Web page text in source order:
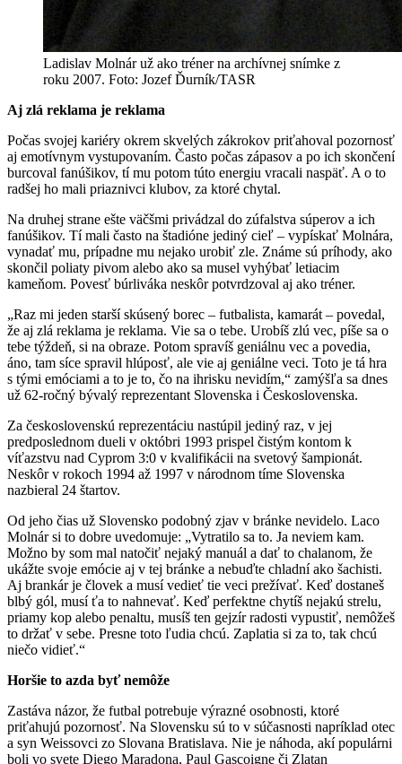
Ladislav Molnár už ako tréner na archívnej snímke z
roku 2007. Foto: Jozef Ďurník/TASR
Aj zlá reklama je reklama
Počas svojej kariéry okrem skvelých zákrokov priťahoval pozornosť
aj emotívnym vystupovaním. Často počas zápasov a po ich skončení
burcoval fanúšikov, tí mu potom túto energiu vracali naspäť. A o to
radšej ho mali priaznivci klubov, za ktoré chytal.
Na druhej strane ešte väčšmi privádzal do zúfalstva súperov a ich
fanúšikov. Tí mali často na štadióne jediný cieľ – vypískať Molnára,
vynadať mu, prípadne mu nejako urobiť zle. Známe sú príhody, ako
skončil poliaty pivom alebo ako sa musel vyhýbať letiacim
kameňom. Povesť búrliváka neskôr potvrdzoval aj ako tréner.
„Raz mi jeden starší skúsený borec – futbalista, kamarát – povedal,
že aj zlá reklama je reklama. Vie sa o tebe. Urobíš zlú vec, píše sa o
tebe týždeň, si na obraze. Potom spravíš geniálnu vec a povedia,
áno, tam síce spravil hlúposť, ale vie aj geniálne veci. Toto je tá hra
s tými emóciami a to je to, čo na ihrisku nevidím,“ zamýšľa sa dnes
už 62-ročný bývalý reprezentant Slovenska i Československa.
Za československú reprezentáciu nastúpil jediný raz, v jej
predposlednom dueli v októbri 1993 prispel čistým kontom k
víťazstvu nad Cyprom 3:0 v kvalifikácii na svetový šampionát.
Neskôr v rokoch 1994 až 1997 v národnom tíme Slovenska
nazbieral 24 štartov.
Od jeho čias už Slovensko podobný zjav v bránke nevidelo. Laco
Molnár si to dobre uvedomuje: „Vytratilo sa to. Ja neviem kam.
Možno by som mal natočiť nejaký manuál a dať to chalanom, že
ukážte svoje emócie aj v tej bránke a nebuďte chladní ako šachisti.
Aj brankár je človek a musí vedieť tie veci prežívať. Keď dostaneš
blbý gól, musí ťa to nahnevať. Keď perfektne chytíš nejakú strelu,
priamy kop alebo penaltu, musíš ten gejzír radosti vypustiť, nemôžeš
to držať v sebe. Presne toto ľudia chcú. Zaplatia si za to, tak chcú
niečo vidieť.“
Horšie to azda byť nemôže
Zastáva názor, že futbal potrebuje výrazné osobnosti, ktoré
priťahujú pozornosť. Na Slovensku sú to v súčasnosti napríklad otec
a syn Weissovci zo Slovana Bratislava. Nie je náhoda, akí populárni
boli vo svete Diego Maradona, Paul Gascoigne či Zlatan